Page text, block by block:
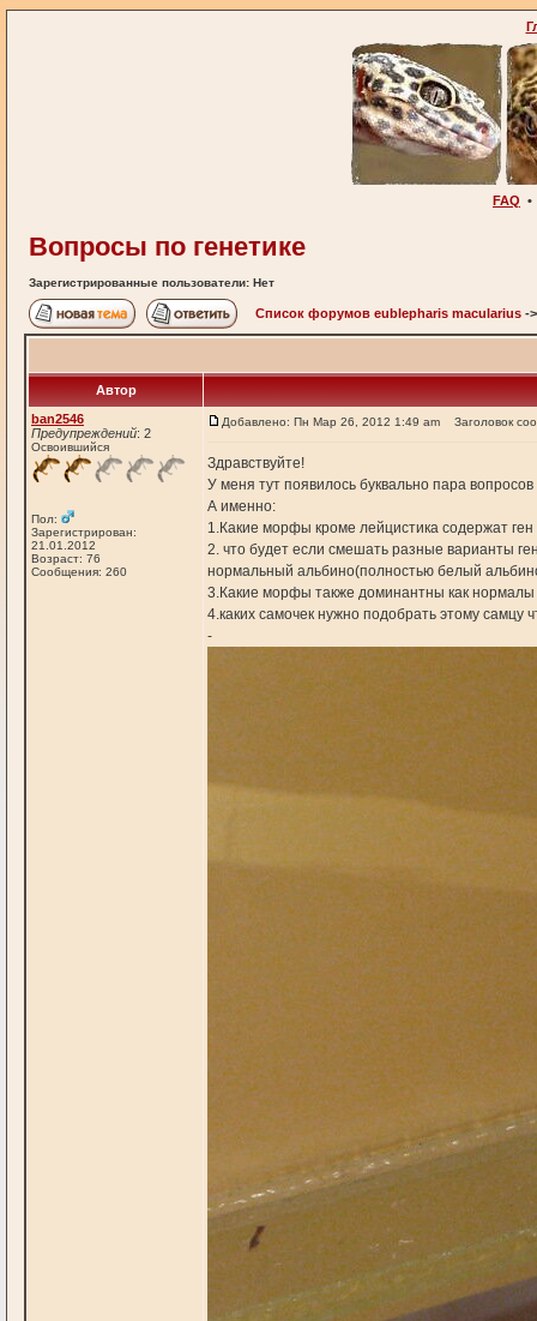
FAQ
Вопросы по генетике
Зарегистрированные пользователи: Нет
Список форумов eublepharis macularius -
Автор
ban2546
Предупреждений: 2
Освоившийся
Пол:
Зарегистрирован:
21.01.2012
Возраст: 76
Сообщения: 260
Добавлено: Пн Мар 26, 2012 1:49 am Заголовок
Здравствуйте!
У меня тут появилось буквально пара
А именно:
1.Какие морфы кроме лейцистика содержат ген
2. что будет если смешать разные варианты
нормальный альбино(полностью белый
3.Какие морфы также доминантны как нормалы
4.каких самочек нужно подобрать этому самцу
-